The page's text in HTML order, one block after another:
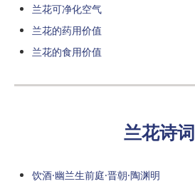
兰花可净化空气
兰花的药用价值
兰花的食用价值
兰花诗词
饮酒·幽兰生前庭·晋朝·陶渊明